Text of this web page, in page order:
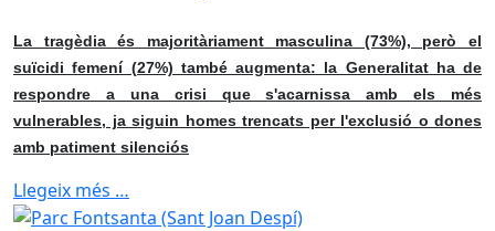
La tragèdia és majoritàriament masculina (73%), però el
suïcidi femení (27%) també augmenta: la Generalitat ha de
respondre a una crisi que s'acarnissa amb els més
vulnerables, ja siguin homes trencats per l'exclusió o dones
amb patiment silenciós
Llegeix més …